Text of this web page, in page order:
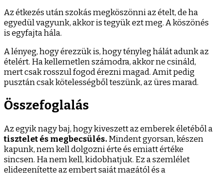
Az étkezés után szokás megköszönni az ételt, de ha
egyedül vagyunk, akkor is tegyük ezt meg. A köszönés
is egyfajta hála.
A lényeg, hogy érezzük is, hogy tényleg hálát adunk az
ételért. Ha kellemetlen számodra, akkor ne csináld,
mert csak rosszul fogod érezni magad. Amit pedig
pusztán csak kötelességből teszünk, az üres marad.
Összefoglalás
Az egyik nagy baj, hogy kiveszett az emberek életéből a
tisztelet és megbecsülés.Mindent gyorsan, készen
kapunk, nem kell dolgozni érte és emiatt értéke
sincsen. Ha nem kell, kidobhatjuk. Ez a szemlélet
elidegenítette az embert saját magától és a